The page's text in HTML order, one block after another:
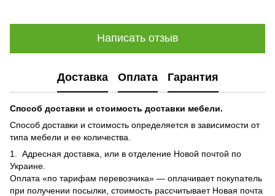
Написать отзыв
Доставка Оплата Гарантия
Способ доставки и стоимость доставки мебели.
Способ доставки и стоимость определяется в зависимости от
типа мебели и ее количества.
1. Адресная доставка, или в отделение Новой почтой по
Украине.
Оплата «по тарифам перевозчика» — оплачивает покупатель
при получении посылки, стоимость рассчитывает Новая почта